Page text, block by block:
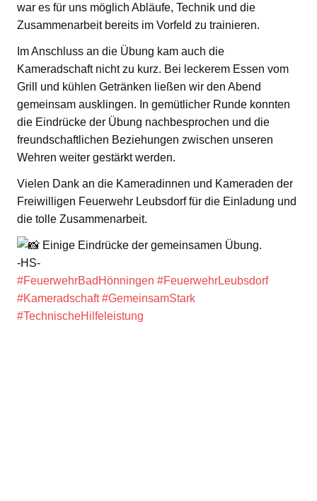
war es für uns möglich Abläufe, Technik und die
Zusammenarbeit bereits im Vorfeld zu trainieren.
Im Anschluss an die Übung kam auch die
Kameradschaft nicht zu kurz. Bei leckerem Essen vom
Grill und kühlen Getränken ließen wir den Abend
gemeinsam ausklingen. In gemütlicher Runde konnten
die Eindrücke der Übung nachbesprochen und die
freundschaftlichen Beziehungen zwischen unseren
Wehren weiter gestärkt werden.
Vielen Dank an die Kameradinnen und Kameraden der
Freiwilligen Feuerwehr Leubsdorf für die Einladung und
die tolle Zusammenarbeit.
Einige Eindrücke der gemeinsamen Übung.
-HS-
#FeuerwehrBadHönningen #FeuerwehrLeubsdorf
#Kameradschaft #GemeinsamStark
#TechnischeHilfeleistung